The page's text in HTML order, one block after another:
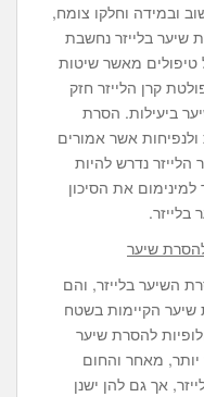
ובמידה וחלקו צומח,
שיער בלייזר נחשבת
מאשר שיטות
קרן הלייזר חזק
ביעילות. הסרת
ולנפיחות אשר אמורים
נדרש להיות
את הסיכון
בלייזר.
שיער
השיער בלייזר, והם
שיער הקיימות בשטח
להסרת שיער
יותר, מאחר והחום
אך גם להן ישנן